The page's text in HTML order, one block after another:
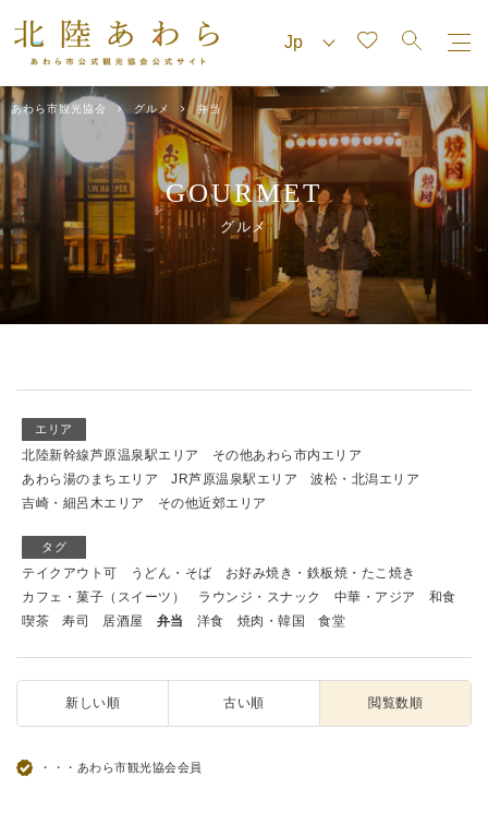
あわら市観光協会 グルメ 弁当
GOURMET
グルメ
エリア
北陸新幹線芦原温泉駅エリア
その他あわら市内エリア
あわら湯のまちエリア
JR芦原温泉駅エリア
波松・北潟エリア
吉崎・細呂木エリア
その他近郊エリア
タグ
テイクアウト可 うどん・そば
お好み焼き・鉄板焼・たこ焼き
カフェ・菓子（スイーツ）
ラウンジ・スナック 中華・アジア
和食
喫茶
寿司 居酒屋 弁当 洋食 焼肉・韓国 食堂
新しい順 古い順 閲覧数順
・・・あわら市観光協会会員